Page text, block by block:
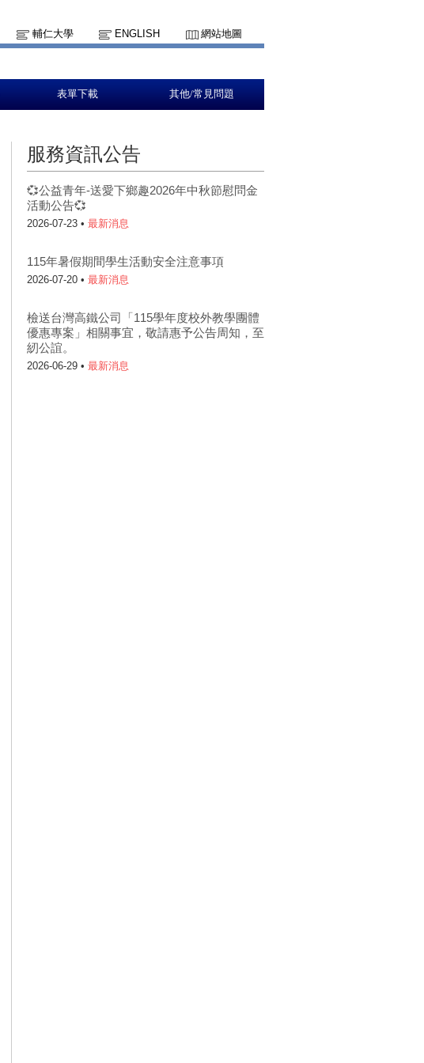
輔仁大學 ENGLISH 網站地圖
表單下載 其他/常見問題
服務資訊公告
💞公益青年-送愛下鄉趣2026年中秋節慰問金
活動公告💞
2026-07-23 • 最新消息
115年暑假期間學生活動安全注意事項
2026-07-20 • 最新消息
檢送台灣高鐵公司「115學年度校外教學團體
優惠專案」相關事宜，敬請惠予公告周知，至
紉公誼。
2026-06-29 • 最新消息